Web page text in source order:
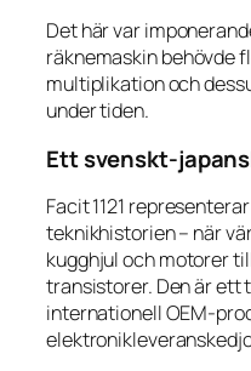
Det här var
räknemaskin behövde
multiplikation och
under tiden.
Ett svenskt-
Facit 1121
teknikhistorien – när
kugghjul och motorer
transistorer. Den är ett
internationell OEM-